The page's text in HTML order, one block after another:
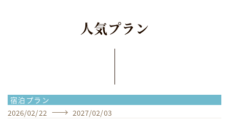
人気プラ ン
宿泊プラン
2026/02/22 2027/02/03